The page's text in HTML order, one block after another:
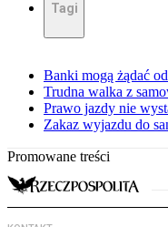
Tagi
Banki mogą żądać
Trudna walka z
Prawo jazdy nie
Zakaz wyjazdu do
Promowane treści